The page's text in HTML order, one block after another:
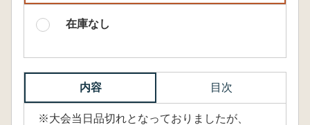
在庫なし
内容 目次
※大会当日品切れとなっておりましたが、